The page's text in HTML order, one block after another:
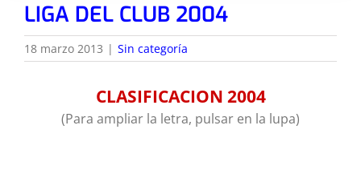
LIGA DEL CLUB 2004
18 marzo 2013 | Sin categoría
CLASIFICACION 2004
(Para ampliar la letra, pulsar en la lupa)